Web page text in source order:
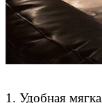
1. Удобная